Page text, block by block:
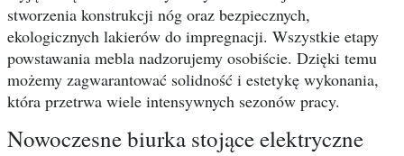
stworzenia konstrukcji nóg oraz bezpiecznych,
ekologicznych lakierów do impregnacji. Wszystkie etapy
powstawania mebla nadzorujemy osobiście. Dzięki temu
możemy zagwarantować solidność i estetykę wykonania,
która przetrwa wiele intensywnych sezonów pracy.
Nowoczesne biurka stojące elektryczne